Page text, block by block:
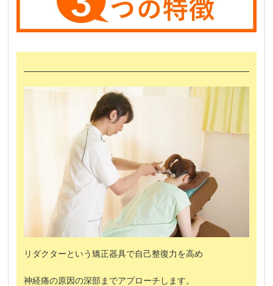
リダクターという矯正器具で自己整復力を高め
神経痛の原因の深部までアプローチします。